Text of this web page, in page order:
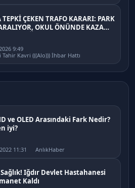
ÇEKEN TRAFO KARARI: PARK
OKUL ÖNÜNDE KAZA
9:49
Tahir Kavri (((Alo))) İhbar Hattı
ve OLED Arasındaki Fark Nedir?
iyi?
11:31 AnlıkHaber
Iğdır Devlet Hastahanesi
Kaldı